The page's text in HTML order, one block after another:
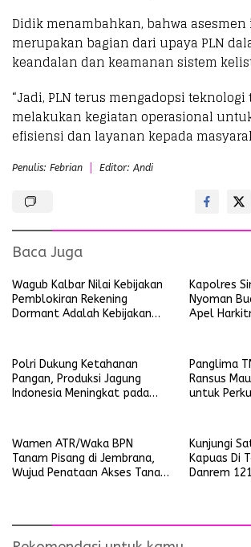
Didik menambahkan, bahwa
merupakan bagian dari upaya PLN
keandalan dan keamanan sistem
“Jadi, PLN terus mengadopsi
melakukan kegiatan operasional
efisiensi dan layanan kepada
Penulis: Febrian Editor: Andi
Baca Juga
Wagub Kalbar Nilai Kebijakan
Pemblokiran Rekening
Dormant Adalah Kebijakan
Kapolres
Nyoman
Apel
Polri Dukung Ketahanan
Pangan, Produksi Jagung
Indonesia Meningkat pada
Panglima
Ransus
untuk
Wamen ATR/Waka BPN
Tanam Pisang di Jembrana,
Wujud Penataan Akses Tanah
Kunjungi
Kapuas Di
Danrem